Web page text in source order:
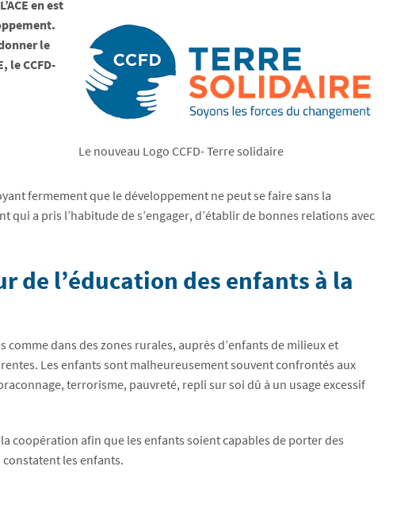
Le nouveau Logo CCFD- Terre solidaire
en est
le
le CCFD-
fermement que le développement ne peut se faire sans la
qui a pris l’habitude de s’engager, d’établir de bonnes relations avec
de l’éducation des enfants à la
comme dans des zones rurales, auprès d’enfants de milieux et
Les enfants sont malheureusement souvent confrontés aux
terrorisme, pauvreté, repli sur soi dû à un usage excessif
coopération afin que les enfants soient capables de porter des
les enfants.